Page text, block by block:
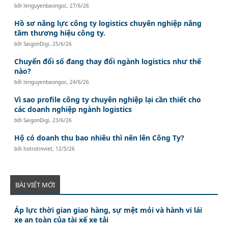
bởilenguyenbaongoc, 27/6/26
Hồ sơ năng lực công ty logistics chuyên nghiệp nâng
tầm thương hiệu công ty.
bởiSaigonDigi, 25/6/26
Chuyển đổi số đang thay đổi ngành logistics như thế
nào?
bởilenguyenbaongoc, 24/6/26
Vì sao profile công ty chuyên nghiệp lại cần thiết cho
các doanh nghiệp ngành logistics
bởiSaigonDigi, 23/6/26
Hộ có doanh thu bao nhiêu thì nên lên Công Ty?
bởihotrotinviet, 12/5/26
BÀI VIẾT MỚI
Áp lực thời gian giao hàng, sự mệt mỏi và hành vi lái
xe an toàn của tài xế xe tải